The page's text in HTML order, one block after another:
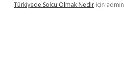
Türkiyede Solcu Olmak Nedir için admin